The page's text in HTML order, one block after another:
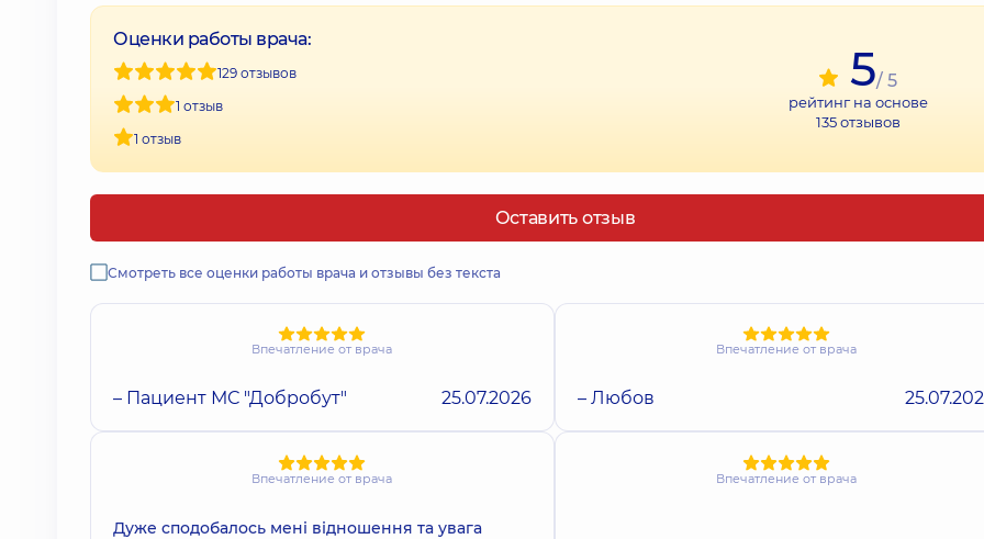
Оценки работы врача:
129 отзывов
1 отзыв
1 отзыв
5/ 5
рейтинг на основе
135отзывов
Оставить отзыв
Смотреть все оценки работы врача и отзывы без текста
Впечатление от врача
– Пациент МС "Добробут" 25.07.2026
Впечатление от врача
– Любов
Впечатление от врача
Дуже сподобалось мені відношення та увага
Впечатление от врача